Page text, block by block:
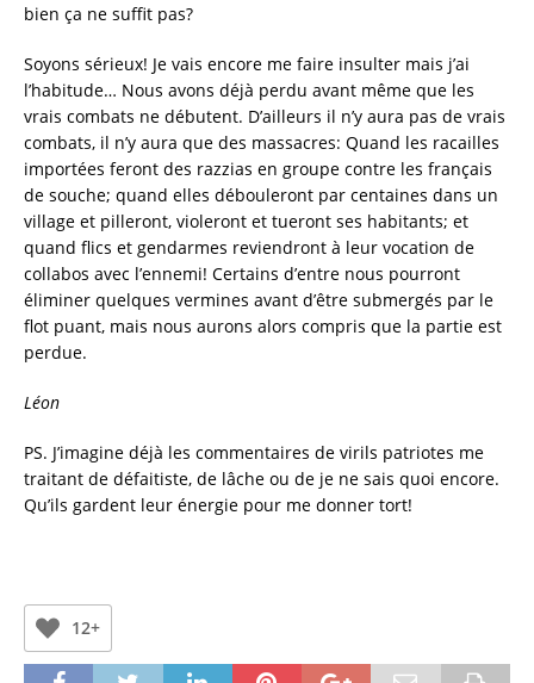
bien ça ne suffit pas?
Soyons sérieux! Je vais encore me faire insulter mais j’ai
l’habitude… Nous avons déjà perdu avant même que les
vrais combats ne débutent. D’ailleurs il n’y aura pas de vrais
combats, il n’y aura que des massacres: Quand les racailles
importées feront des razzias en groupe contre les français
de souche; quand elles débouleront par centaines dans un
village et pilleront, violeront et tueront ses habitants; et
quand flics et gendarmes reviendront à leur vocation de
collabos avec l’ennemi! Certains d’entre nous pourront
éliminer quelques vermines avant d’être submergés par le
flot puant, mais nous aurons alors compris que la partie est
perdue.
Léon
PS. J’imagine déjà les commentaires de virils patriotes me
traitant de défaitiste, de lâche ou de je ne sais quoi encore.
Qu’ils gardent leur énergie pour me donner tort!
12+